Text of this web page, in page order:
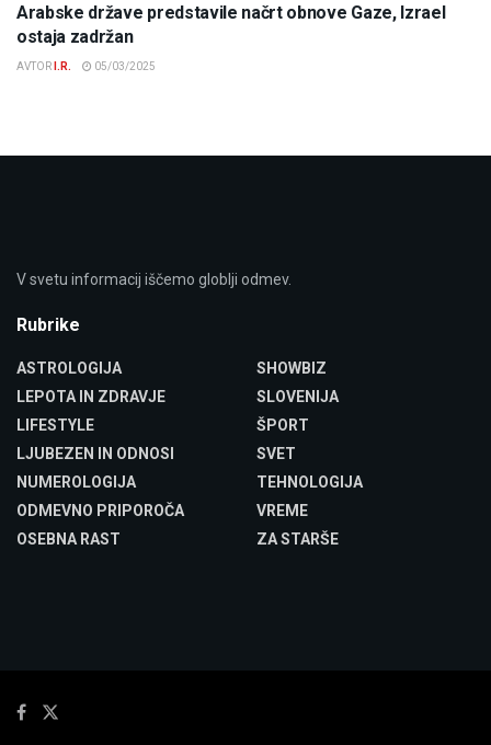
Arabske države predstavile načrt obnove Gaze, Izrael
ostaja zadržan
AVTOR I.R. 05/03/2025
V svetu informacij iščemo globlji odmev.
Rubrike
ASTROLOGIJA
LEPOTA IN ZDRAVJE
LIFESTYLE
LJUBEZEN IN ODNOSI
NUMEROLOGIJA
ODMEVNO PRIPOROČA
OSEBNA RAST
SHOWBIZ
SLOVENIJA
ŠPORT
SVET
TEHNOLOGIJA
VREME
ZA STARŠE